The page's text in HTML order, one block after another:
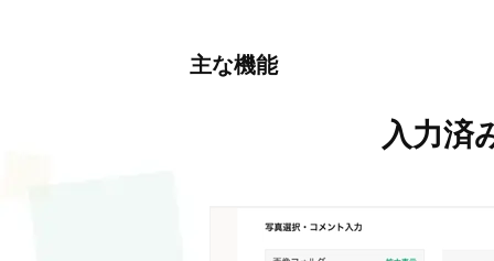
主な機能
入力済